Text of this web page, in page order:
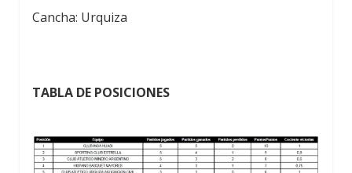
Cancha: Urquiza
TABLA DE POSICIONES